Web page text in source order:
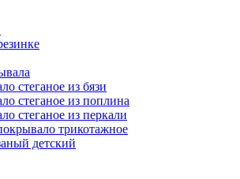
стеганое из бязи
стеганое из поплина
стеганое из перкали
трикотажное
детский